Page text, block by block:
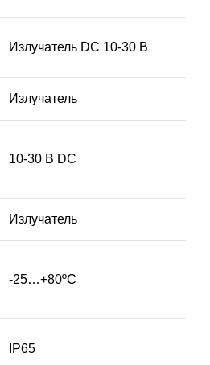
Излучатель DC 10-30 В
Излучатель
10-30 В DC
Излучатель
-25…+80ºС
IP65